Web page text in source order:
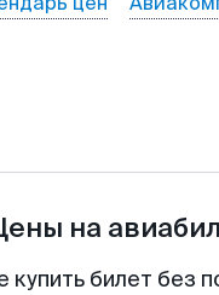
на
билет без